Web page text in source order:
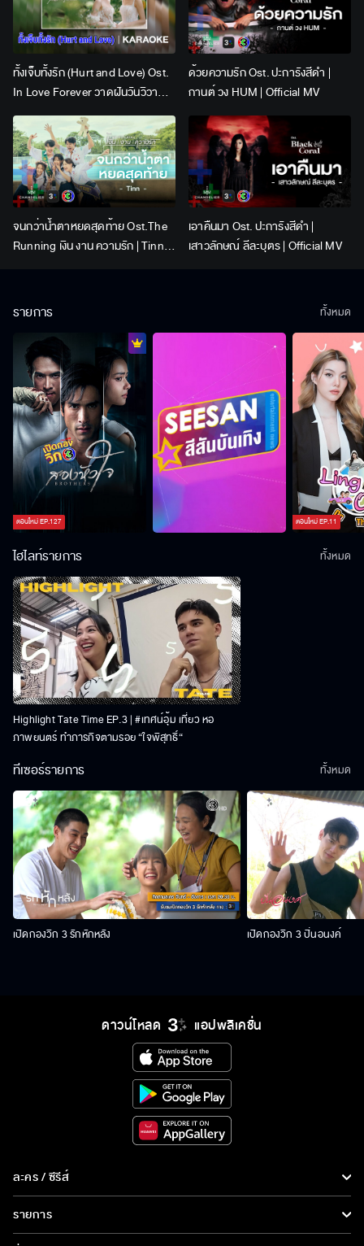
ทั้งเจ็บทั้งรัก (Hurt and Love) Ost.
In Love Forever วาดฝันวันวิวาห์ |
Lingling Kwong x Orm
Kornnaphat | Official Karaoke
ด้วยความรัก Ost. ปะการังสีดำ |
กานต์ วง HUM | Official MV
จนกว่าน้ำตาหยดสุดท้าย Ost.The
Running เงิน งาน ความรัก | Tinn |
เอาคืนมา Ost. ปะการังสีดำ |
เสาวลักษณ์ ลีละบุตร | Official MV
รายการ
ตอนใหม่EP.127 ตอนใหม่EP.11
ทั้งหมด
ไฮไลท์รายการ
Highlight Tate Time EP.3 | #เทศน์อุ้ม เที่ยว หอ
ภาพยนตร์ ทำภารกิจตามรอย “ใจพิสุทธิ์“
ทั้งหมด
ทีเซอร์รายการ
เปิดกองวิก 3 รักหักหลัง เปิดกองวิก 3 ปิ่นอนงค์
ทั้งหมด
ดาวน์โหลด แอปพลิเคชั่น
ละคร / ซีรีส์
ละคร/ซีรีส์
ซีรีส์นานาชาติ
รายการ
รายการทั้งหมด